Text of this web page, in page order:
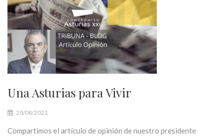
Una Asturias para Vivir
20/08/2021
Compartimos el artículo de opinión de nuestro presidente